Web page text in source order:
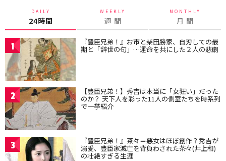
DAILY
24時間
WEEKLY
週 間
MONTHLY
月 間
1 『豊臣兄弟！』お市と柴田勝家、自刃しての最
期と「辞世の句」…運命を共にした２人の悲劇
2 【豊臣兄弟！】秀吉は本当に「女狂い」だった
のか？ 天下人を彩った11人の側室たちを時系列
で一挙紹介
3 『豊臣兄弟！』茶々＝悪女はほぼ創作？秀吉が
溺愛、豊臣家滅亡を背負わされた茶々(井上和)
の壮絶すぎる生涯